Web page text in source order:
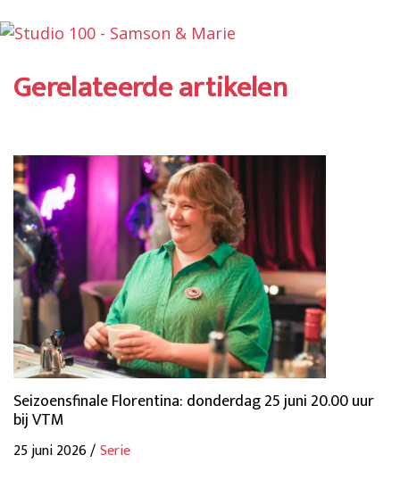
Gerelateerde artikelen
Seizoensfinale Florentina: donderdag 25 juni 20.00 uur
bij VTM
25 juni 2026 /Serie